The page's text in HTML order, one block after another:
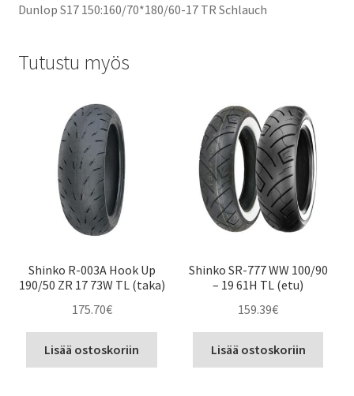
Dunlop S17 150:160/70*180/60-17 TR Schlauch
Tutustu myös
Shinko R-003A Hook Up
190/50 ZR 17 73W TL (taka)
175.70€
Lisää ostoskoriin
Shinko SR-777 WW 100/90
– 19 61H TL (etu)
159.39€
Lisää ostoskoriin